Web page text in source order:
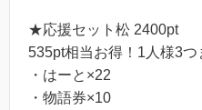
★応援セット松 2400pt
535pt相当お得！1人様3つ
・はーと×22
・物語券×10